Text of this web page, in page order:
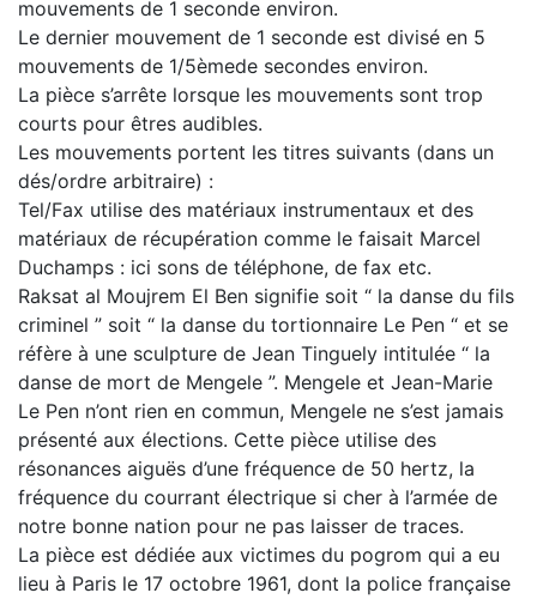
mouvements de 1 seconde environ.
Le dernier mouvement de 1 seconde est divisé en 5
mouvements de 1/5èmede secondes environ.
La pièce s’arrête lorsque les mouvements sont trop
courts pour êtres audibles.
Les mouvements portent les titres suivants (dans un
dés/ordre arbitraire) :
Tel/Fax utilise des matériaux instrumentaux et des
matériaux de récupération comme le faisait Marcel
Duchamps : ici sons de téléphone, de fax etc.
Raksat al Moujrem El Ben signifie soit “ la danse du fils
criminel ” soit “ la danse du tortionnaire Le Pen “ et se
réfère à une sculpture de Jean Tinguely intitulée “ la
danse de mort de Mengele ”. Mengele et Jean-Marie
Le Pen n’ont rien en commun, Mengele ne s’est jamais
présenté aux élections. Cette pièce utilise des
résonances aiguës d’une fréquence de 50 hertz, la
fréquence du courrant électrique si cher à l’armée de
notre bonne nation pour ne pas laisser de traces.
La pièce est dédiée aux victimes du pogrom qui a eu
lieu à Paris le 17 octobre 1961, dont la police française